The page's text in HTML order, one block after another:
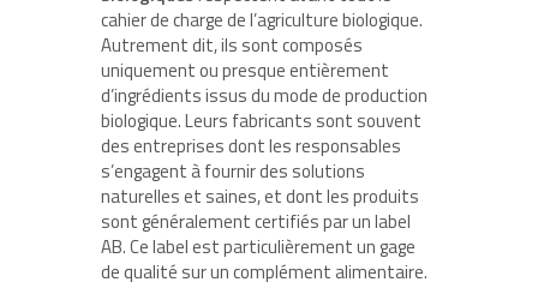
cahier de charge de l’agriculture biologique.
Autrement dit, ils sont composés
uniquement ou presque entièrement
d’ingrédients issus du mode de production
biologique. Leurs fabricants sont souvent
des entreprises dont les responsables
s’engagent à fournir des solutions
naturelles et saines, et dont les produits
sont généralement certifiés par un label
AB. Ce label est particulièrement un gage
de qualité sur un complément alimentaire.